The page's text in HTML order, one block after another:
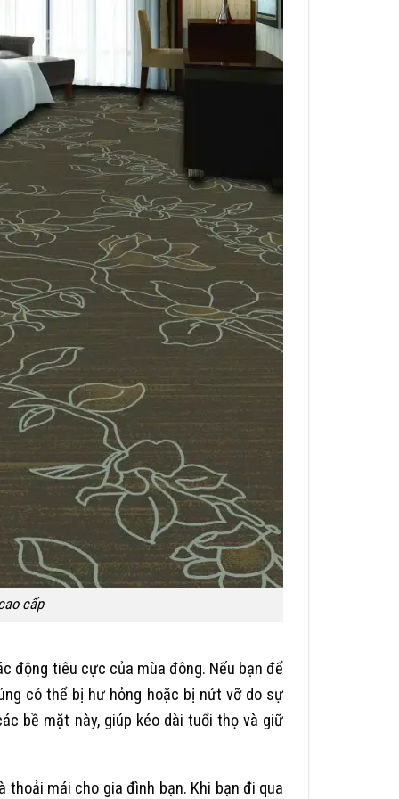
cấp
động tiêu cực của mùa đông. Nếu bạn để
có thể bị hư hỏng hoặc bị nứt vỡ do sự
bề mặt này, giúp kéo dài tuổi thọ và giữ
thoải mái cho gia đình bạn. Khi bạn đi qua